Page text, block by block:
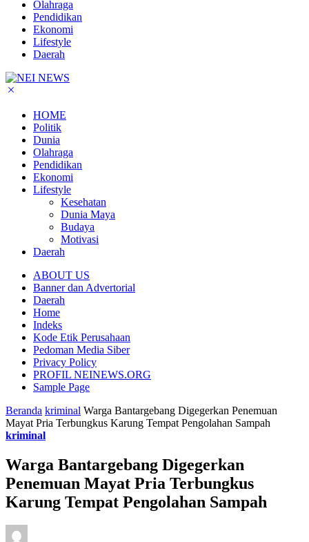
Olahraga
Pendidikan
Ekonomi
Lifestyle
Daerah
HOME
Politik
Dunia
Olahraga
Pendidikan
Ekonomi
Lifestyle
Kesehatan
Dunia Maya
Budaya
Motivasi
Daerah
ABOUT US
Banner dan Advertorial
Daerah
Home
Indeks
Kode Etik Perusahaan
Pedoman Media Siber
Privacy Policy
PROFIL NEINEWS.ORG
Sample Page
Beranda kriminal Warga Bantargebang Digegerkan Penemuan
Mayat Pria Terbungkus Karung Tempat Pengolahan Sampah
kriminal
Warga Bantargebang Digegerkan
Penemuan Mayat Pria Terbungkus
Karung Tempat Pengolahan Sampah